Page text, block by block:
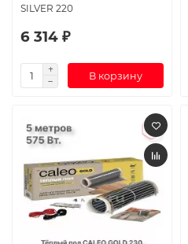
SILVER 220
6 314 ₽
В корзину